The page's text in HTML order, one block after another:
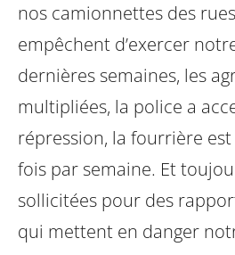
nos camionnettes des
empêchent d’exercer
dernières semaines, les
multipliées, la police a
répression, la fourrière
fois par semaine. Et
sollicitées pour des
qui mettent en danger